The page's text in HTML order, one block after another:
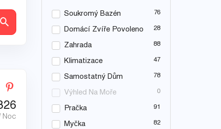
Noc
Soukromý Bazén 76
Domácí Zvíře Povoleno 28
Zahrada 88
Klimatizace 47
Samostatný Dům 78
Výhled Na Moře 0
Pračka 91
Myčka 82